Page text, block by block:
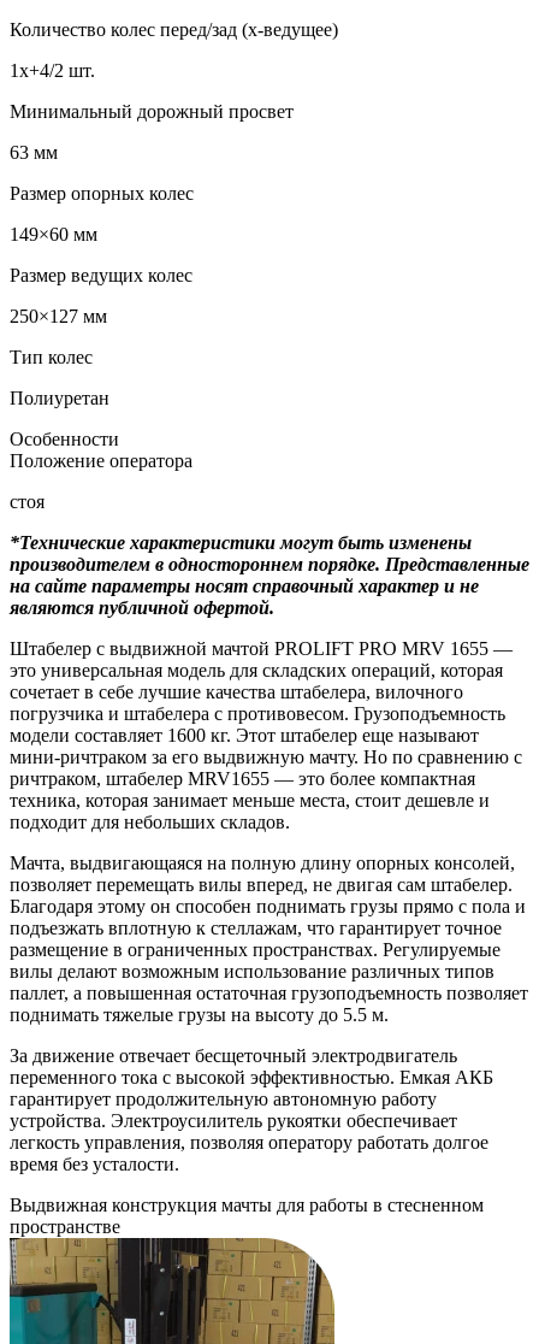
Количество колес перед/зад (x-ведущее)
1x+4/2 шт.
Минимальный дорожный просвет
63 мм
Размер опорных колес
149×60 мм
Размер ведущих колес
250×127 мм
Тип колес
Полиуретан
Особенности
Положение оператора
стоя
*Технические характеристики могут быть изменены
производителем в одностороннем порядке. Представленные
на сайте параметры носят справочный характер и не
являются публичной офертой.
Штабелер с выдвижной мачтой PROLIFT PRO MRV 1655 —
это универсальная модель для складских операций, которая
сочетает в себе лучшие качества штабелера, вилочного
погрузчика и штабелера с противовесом. Грузоподъемность
модели составляет 1600 кг. Этот штабелер еще называют
мини-ричтраком за его выдвижную мачту. Но по сравнению с
ричтраком, штабелер MRV1655 — это более компактная
техника, которая занимает меньше места, стоит дешевле и
подходит для небольших складов.
Мачта, выдвигающаяся на полную длину опорных консолей,
позволяет перемещать вилы вперед, не двигая сам штабелер.
Благодаря этому он способен поднимать грузы прямо с пола и
подъезжать вплотную к стеллажам, что гарантирует точное
размещение в ограниченных пространствах. Регулируемые
вилы делают возможным использование различных типов
паллет, а повышенная остаточная грузоподъемность позволяет
поднимать тяжелые грузы на высоту до 5.5 м.
За движение отвечает бесщеточный электродвигатель
переменного тока с высокой эффективностью. Емкая АКБ
гарантирует продолжительную автономную работу
устройства. Электроусилитель рукоятки обеспечивает
легкость управления, позволяя оператору работать долгое
время без усталости.
Выдвижная конструкция мачты для работы в стесненном
пространстве